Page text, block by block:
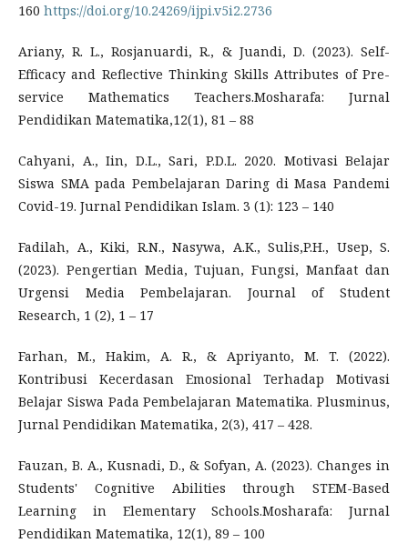
160 https://doi.org/10.24269/ijpi.v5i2.2736
Ariany, R. L., Rosjanuardi, R., & Juandi, D. (2023). Self-
Efficacy and Reflective Thinking Skills Attributes of Pre-
service Mathematics Teachers.Mosharafa: Jurnal
Pendidikan Matematika,12(1), 81 – 88
Cahyani, A., Iin, D.L., Sari, P.D.L. 2020. Motivasi Belajar
Siswa SMA pada Pembelajaran Daring di Masa Pandemi
Covid-19. Jurnal Pendidikan Islam. 3 (1): 123 – 140
Fadilah, A., Kiki, R.N., Nasywa, A.K., Sulis,P.H., Usep, S.
(2023). Pengertian Media, Tujuan, Fungsi, Manfaat dan
Urgensi Media Pembelajaran. Journal of Student
Research, 1 (2), 1 – 17
Farhan, M., Hakim, A. R., & Apriyanto, M. T. (2022).
Kontribusi Kecerdasan Emosional Terhadap Motivasi
Belajar Siswa Pada Pembelajaran Matematika. Plusminus,
Jurnal Pendidikan Matematika, 2(3), 417 – 428.
Fauzan, B. A., Kusnadi, D., & Sofyan, A. (2023). Changes in
Students' Cognitive Abilities through STEM-Based
Learning in Elementary Schools.Mosharafa: Jurnal
Pendidikan Matematika, 12(1), 89 – 100